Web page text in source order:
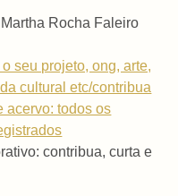
Rocha Faleiro
seu projeto, ong, arte,
cultural etc/contribua
acervo: todos os
contribua, curta e